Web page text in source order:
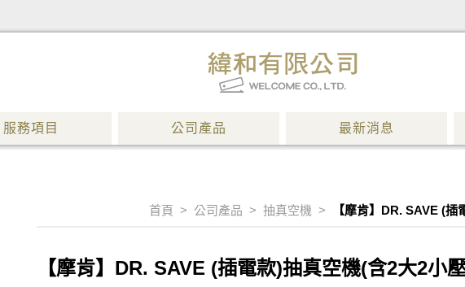
服務項目 公司產品 最新消息
首頁 > 公司產品 > 抽真空機 > 【摩肯】DR. SAVE (
【摩肯】DR. SAVE (插電款)抽真空機(含2大2小